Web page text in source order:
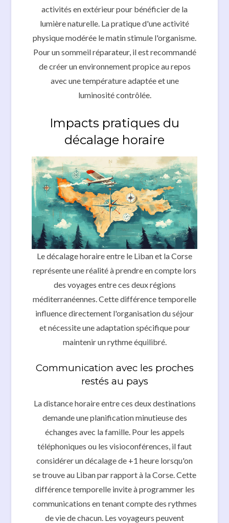
activités en extérieur pour bénéficier de la
lumière naturelle. La pratique d'une activité
physique modérée le matin stimule l'organisme.
Pour un sommeil réparateur, il est recommandé
de créer un environnement propice au repos
avec une température adaptée et une
luminosité contrôlée.
Impacts pratiques du
décalage horaire
Le décalage horaire entre le Liban et la Corse
représente une réalité à prendre en compte lors
des voyages entre ces deux régions
méditerranéennes. Cette différence temporelle
influence directement l'organisation du séjour
et nécessite une adaptation spécifique pour
maintenir un rythme équilibré.
Communication avec les proches
restés au pays
La distance horaire entre ces deux destinations
demande une planification minutieuse des
échanges avec la famille. Pour les appels
téléphoniques ou les visioconférences, il faut
considérer un décalage de +1 heure lorsqu'on
se trouve au Liban par rapport à la Corse. Cette
différence temporelle invite à programmer les
communications en tenant compte des rythmes
de vie de chacun. Les voyageurs peuvent